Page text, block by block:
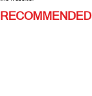
RECOMMENDED